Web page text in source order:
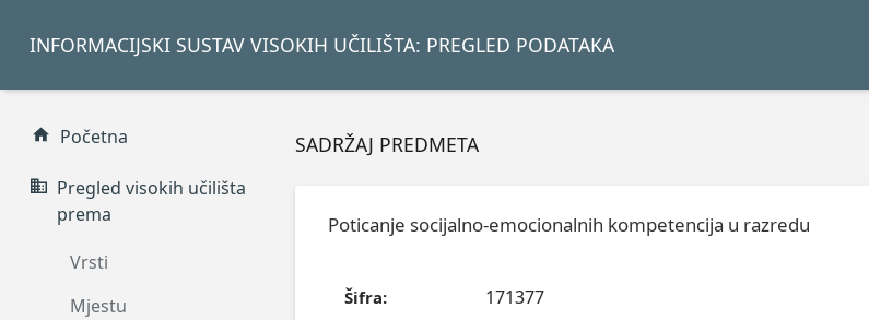
INFORMACIJSKI SUSTAV VISOKIH UČILIŠTA: PREGLED PODATAKA
Početna
Pregled visokih učilišta
prema
Vrsti
Mjestu
SADRŽAJ PREDMETA
Poticanje socijalno-emocionalnih kompetencija u razredu
Šifra: 171377